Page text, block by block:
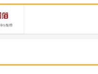
15,175 615